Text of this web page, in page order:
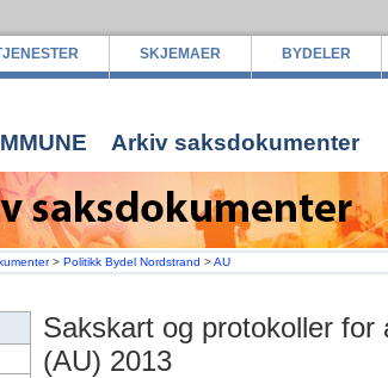
SKJEMAER BYDELER
Arkiv saksdokumenter
> Politikk Bydel Nordstrand >AU
Sakskart og protokoller for
(AU) 2013